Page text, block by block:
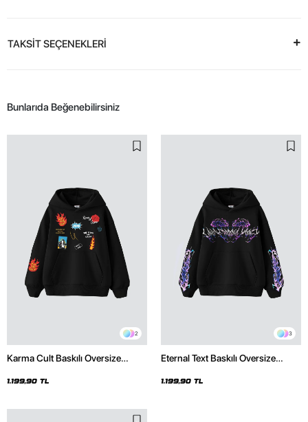
TAKSİT SEÇENEKLERİ
Bunlarıda Beğenebilirsiniz
2
Karma Cult Baskılı Oversize
1.199,90 TL
3
Eternal Text Baskılı Oversize
1.199,90 TL